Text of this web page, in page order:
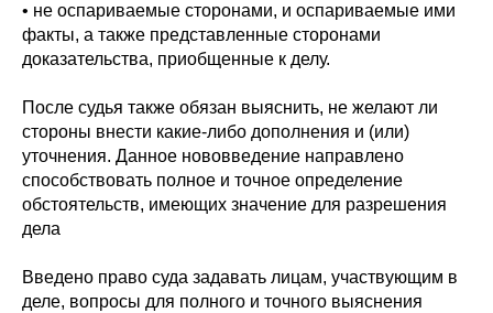
• не оспариваемые сторонами, и оспариваемые ими
факты, а также представленные сторонами
доказательства, приобщенные к делу.
После судья также обязан выяснить, не желают ли
стороны внести какие-либо дополнения и (или)
уточнения. Данное нововведение направлено
способствовать полное и точное определение
обстоятельств, имеющих значение для разрешения
дела
Введено право суда задавать лицам, участвующим в
деле, вопросы для полного и точного выяснения